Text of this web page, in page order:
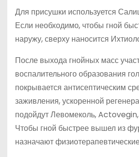
Для присушки используется
Если необходимо, чтобы гной
наружу, сверху наносится
После выхода гнойных масс
воспалительного образования
покрывается антисептическим
заживления, ускоренной
подойдут Левомеколь, Actovegin,
Чтобы гной быстрее вышел из
назначают